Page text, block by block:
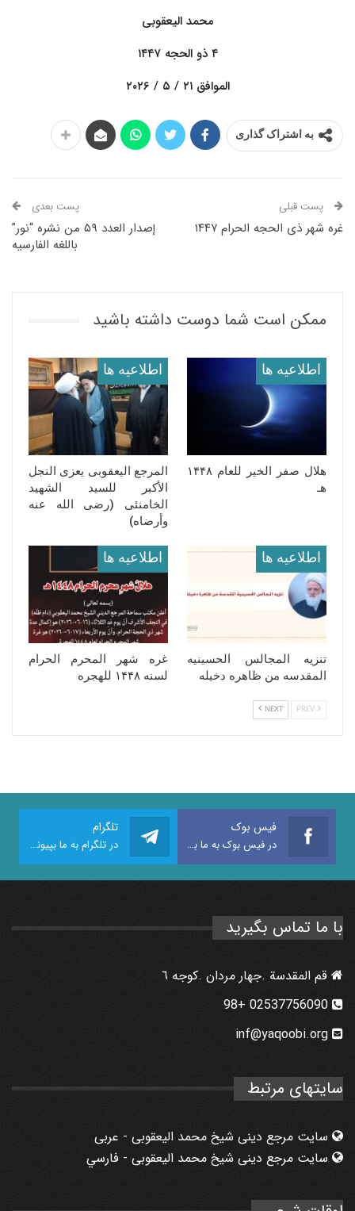
محمد الیعقوبی
۴ ذو الحجه ۱۴۴۷
الموافق ۲۱ / ۵ / ۲۰۲۶
به اشتراک گذاری
پست قبلی
غره شهر ذی الحجه الحرام ۱۴۴۷
پست بعدی
إصدار العدد ۵۹ من نشره “نور”
باللغه الفارسیه
ممکن است شما دوست داشته باشید
اطلاعيه ها
هلال صفر الخیر للعام ١۴۴٨
هـ
اطلاعيه ها
المرجع الیعقوبی یعزی النجل
الأکبر للسید الشهید
الخامنئی (رضی الله عنه
وأرضاه)
اطلاعيه ها
تنزیه المجالس الحسینیه
المقدسه من ظاهره دخیله
اطلاعيه ها
غره شهر المحرم الحرام
لسنه ١۴۴٨ للهجره
NEXT
فیس بوک
در فیس بوک به ما بپیوندید
تلگرام
در تلگرام به ما بپیوندید
با ما تماس بگیرید
قم المقدسة .جهار مردان .كوجه ٦
inf@yaqoobi.org
سایتهای مرتبط
سایت مرجع دینی شیخ محمد الیعقوبی - عربی
سایت مرجع دینی شیخ محمد الیعقوبی - فارسي